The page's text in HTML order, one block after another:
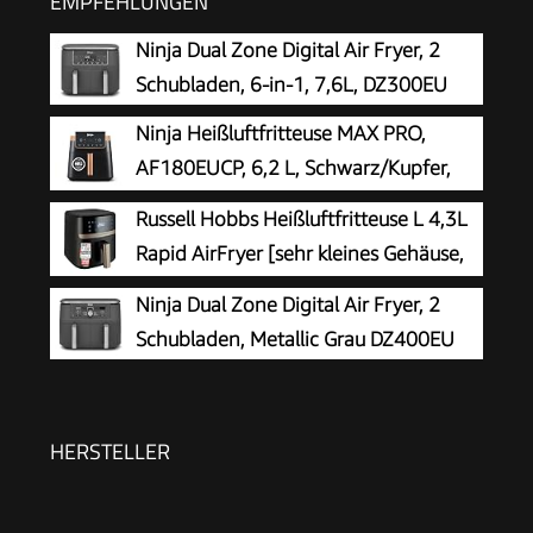
Ninja Dual Zone Digital Air Fryer, 2
Schubladen, 6-in-1, 7,6L, DZ300EU
Ninja Heißluftfritteuse MAX PRO,
AF180EUCP, 6,2 L, Schwarz/Kupfer,
ölfrei
Russell Hobbs Heißluftfritteuse L 4,3L
Rapid AirFryer [sehr kleines Gehäuse,
sehr leise, 9 Programme] SatisFry
(spülmaschinenfest, Fritteuse ohne Öl,
TouchScreen, Grillen, Backen, Braten etc) 27610-
Ninja Dual Zone Digital Air Fryer, 2
Schubladen, Metallic Grau DZ400EU
HERSTELLER